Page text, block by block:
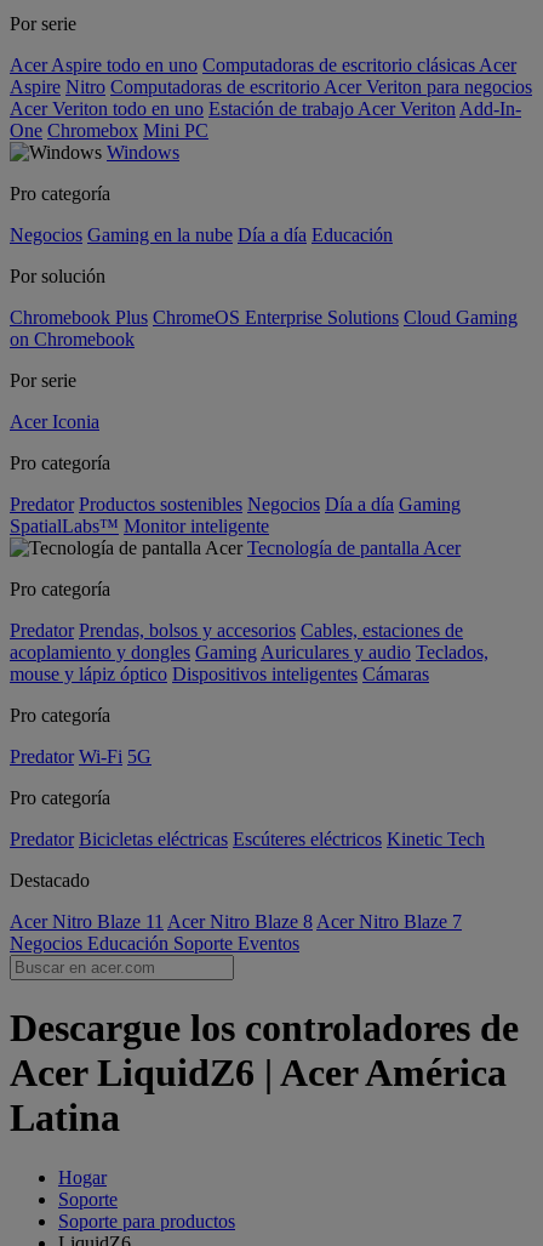
Por serie
Acer Aspire todo en uno Computadoras de escritorio clásicas Acer
Aspire Nitro Computadoras de escritorio Acer Veriton para negocios
Acer Veriton todo en uno Estación de trabajo Acer Veriton Add-In-
One Chromebox Mini PC
Windows
Pro categoría
Negocios Gaming en la nube Día a día Educación
Por solución
Chromebook Plus ChromeOS Enterprise Solutions Cloud Gaming
on Chromebook
Por serie
Acer Iconia
Pro categoría
Predator Productos sostenibles Negocios Día a día Gaming
SpatialLabs™ Monitor inteligente
Tecnología de pantalla Acer
Pro categoría
Predator Prendas, bolsos y accesorios Cables, estaciones de
acoplamiento y dongles Gaming Auriculares y audio Teclados,
mouse y lápiz óptico Dispositivos inteligentes Cámaras
Pro categoría
Predator Wi-Fi 5G
Pro categoría
Predator Bicicletas eléctricas Escúteres eléctricos Kinetic Tech
Destacado
Acer Nitro Blaze 11 Acer Nitro Blaze 8 Acer Nitro Blaze 7
Negocios Educación Soporte Eventos
Descargue los controladores de
Acer LiquidZ6 | Acer América
Latina
Hogar
Soporte
Soporte para productos